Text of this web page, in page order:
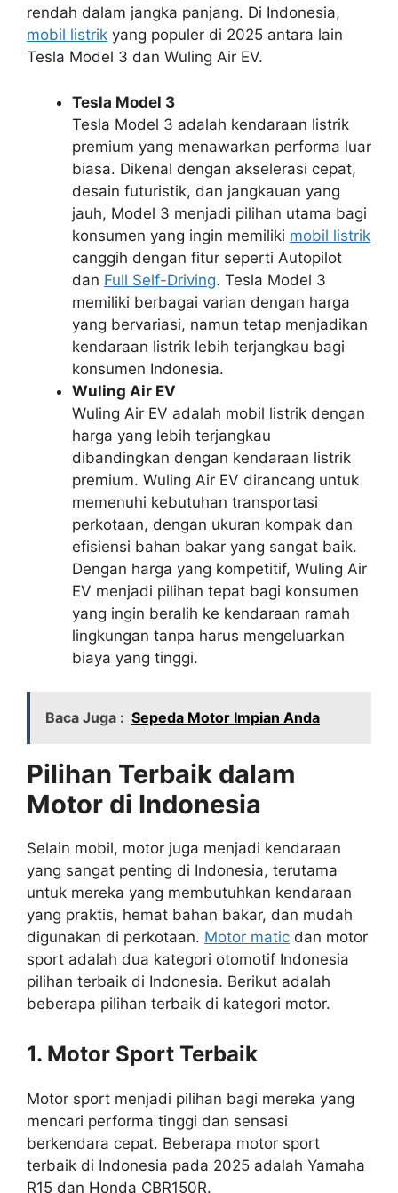
rendah dalam jangka panjang. Di Indonesia,
mobil listrik yang populer di 2025 antara lain
Tesla Model 3 dan Wuling Air EV.
Tesla Model 3
Tesla Model 3 adalah kendaraan listrik
premium yang menawarkan performa luar
biasa. Dikenal dengan akselerasi cepat,
desain futuristik, dan jangkauan yang
jauh, Model 3 menjadi pilihan utama bagi
konsumen yang ingin memiliki mobil listrik
canggih dengan fitur seperti Autopilot
dan Full Self-Driving. Tesla Model 3
memiliki berbagai varian dengan harga
yang bervariasi, namun tetap menjadikan
kendaraan listrik lebih terjangkau bagi
konsumen Indonesia.
Wuling Air EV
Wuling Air EV adalah mobil listrik dengan
harga yang lebih terjangkau
dibandingkan dengan kendaraan listrik
premium. Wuling Air EV dirancang untuk
memenuhi kebutuhan transportasi
perkotaan, dengan ukuran kompak dan
efisiensi bahan bakar yang sangat baik.
Dengan harga yang kompetitif, Wuling Air
EV menjadi pilihan tepat bagi konsumen
yang ingin beralih ke kendaraan ramah
lingkungan tanpa harus mengeluarkan
biaya yang tinggi.
Baca Juga : Sepeda Motor Impian Anda
Pilihan Terbaik dalam
Motor di Indonesia
Selain mobil, motor juga menjadi kendaraan
yang sangat penting di Indonesia, terutama
untuk mereka yang membutuhkan kendaraan
yang praktis, hemat bahan bakar, dan mudah
digunakan di perkotaan. Motor matic dan motor
sport adalah dua kategori otomotif Indonesia
pilihan terbaik di Indonesia. Berikut adalah
beberapa pilihan terbaik di kategori motor.
1. Motor Sport Terbaik
Motor sport menjadi pilihan bagi mereka yang
mencari performa tinggi dan sensasi
berkendara cepat. Beberapa motor sport
terbaik di Indonesia pada 2025 adalah Yamaha
R15 dan Honda CBR150R.